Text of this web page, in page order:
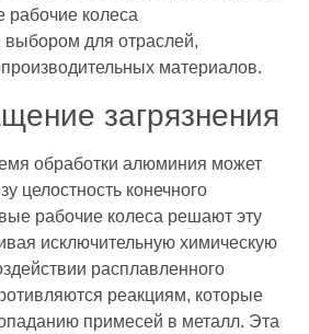
рабочие колеса
выбором для отраслей,
материалов.
загрязнения
обработки алюминия может
целостность конечного
рабочие колеса решают эту
исключительную химическую
расплавленного
реакциям, которые
примесей в металл. Эта